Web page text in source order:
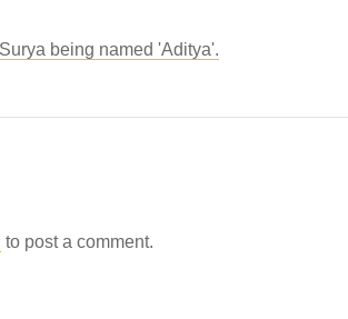
being named 'Aditya'.
to post a comment.